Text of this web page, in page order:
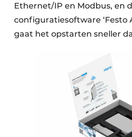
Ethernet/IP en Modbus, en
configuratiesoftware ‘Festo
gaat het opstarten sneller